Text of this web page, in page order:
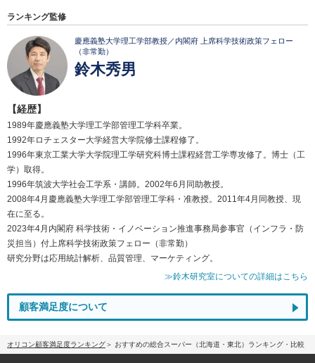
ランキング監修
慶應義塾大学理工学部教授／内閣府 上席科学技術政策フェロー
（非常勤）
鈴木秀男
【経歴】
1989年慶應義塾大学理工学部管理工学科卒業。
1992年ロチェスター大学経営大学院修士課程修了。
1996年東京工業大学大学院理工学研究科博士課程経営工学専攻修了。博士（工
学）取得。
1996年筑波大学社会工学系・講師。2002年6月同助教授。
2008年4月慶應義塾大学理工学部管理工学科・准教授。2011年4月同教授、現
在に至る。
2023年4月内閣府 科学技術・イノベーション推進事務局参事官（インフラ・防
災担当）付上席科学技術政策フェロー（非常勤）
研究分野は応用統計解析、品質管理、マーケティング。
≫鈴木研究室についての詳細はこちら
顧客満足度について
オリコン顧客満足度ランキング おすすめの総合スーパー（北海道・東北）ランキング・比較